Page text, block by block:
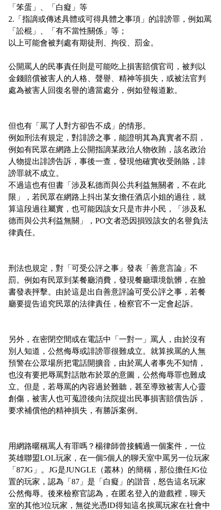
「笨蛋」、「白癡」等
2.「指謫或傳述具體或可得具體之事項」的誹謗罪，例如罵
「訟棍」、「有不當性關係」等；
以上可能會被判處有期徒刑、拘役、罰金。
公開罵人的民事責任則是可能吃上損害賠償官司，被判以
金錢賠償被害人的人格、聲譽、精神等損失，或被法官判
處為被害人回復名譽的適當處分，例如登報道歉。
但也有「罵了人對方卻告不成」的情形。
例如刑法有規定，對誹謗之事，能證明其為真實者不罰，
例如有民眾在網路上公開指謫某政治人物收賄，該名政治
人物提出誹謗告訴，事後一查，發現他確實收受賄賂，誹
謗罪就不成立。
不過這也有但書「涉及私德而與公共利益無關者，不在此
限」，若民眾在網路上抖出某女擔任酒店小姐的過往，就
算這段過往屬實，也可能因該女只是市井小民，「涉及私
德而與公共利益無關」，PO文者恐因損毀該女的名譽負法
律責任。
刑法也規定，對「可受公評之事」發表「善意言論」不
罰。例如有民眾到某餐廳消費，發現餐廳環境骯髒，在臉
書發表抨擊。由於這是出自善意評論可受公評之事，若餐
廳要提告追究民眾的法律責任，檢察官不一定會起訴。
另外，在密閉空間或在電話中「一對一」罵人，由於沒有
別人知道，公然侮辱或誹謗罪很難成立。就算挨罵的人無
預警在公眾場所把電話開擴音，由於罵人者事先不知情，
也沒有要把辱罵對話散布於眾的意圖，公然侮辱罪也難成
立。但是，若辱罵的內容過於難聽，甚至導致被害人心靈
創傷，被害人也可蒐證後向法院提出民事損害賠償告訴，
要求補償他的精神損失，有勝訴案例。
用網路暱稱罵人有罪嗎？楊律師曾接觸過一個案件，一位
英雄聯盟LOL玩家，在一個5個人的聊天室中罵另一位玩家
「87JG」。JG是JUNGLE（叢林）的簡稱，那位擔任JG位
置的玩家，認為「87」是「白癡」的諧音，怒告這名玩家
公然侮辱。後來檢察官認為，在匿名登入的遊戲裡，聊天
室的其他3位玩家，無從光憑ID得知這名挨罵玩家在社會中